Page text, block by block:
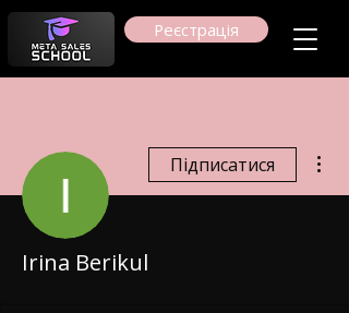
Реєстрація
Підписатися
Irina Berikul